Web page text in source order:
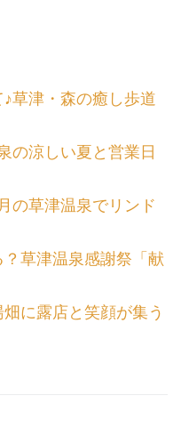
草津・森の癒し歩道
の涼しい夏と営業日
草津温泉でリンド
草津温泉感謝祭「献
畑に露店と笑顔が集う